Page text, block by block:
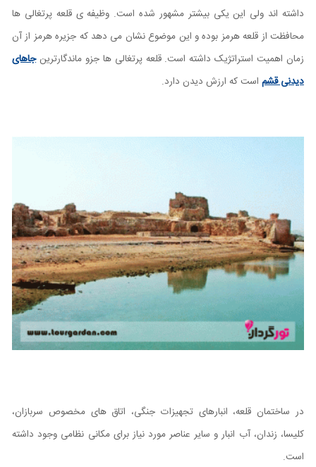
داشته اند ولی این یکی بیشتر مشهور شده است. وظیفه ی قلعه پرتغالی ها
محافظت از قلعه هرمز بوده و این موضوع نشان می دهد که جزیره هرمز از آن
زمان اهمیت استراتژیک داشته است. قلعه پرتغالی ها جزو ماندگارترینجاهای
دیدنی قشم است که ارزش دیدن دارد.
در ساختمان قلعه، انبارهای تجهیزات جنگی، اتاق های مخصوص سربازان،
کلیسا، زندان، آب انبار و سایر عناصر مورد نیاز برای مکانی نظامی وجود داشته
است.